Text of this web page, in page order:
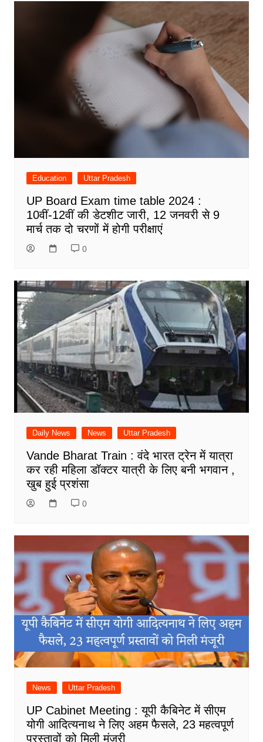
Education Uttar Pradesh
UP Board Exam time table 2024 :
10वीं-12वीं की डेटशीट जारी, 12 जनवरी से 9
मार्च तक दो चरणों में होगी परीक्षाएं
0
Daily News News Uttar Pradesh
Vande Bharat Train : वंदे भारत ट्रेन में यात्रा
कर रही महिला डॉक्टर यात्री के लिए बनी भगवान ,
खुब हुई प्रशंसा
0
News Uttar Pradesh
UP Cabinet Meeting : यूपी कैबिनेट में सीएम
योगी आदित्यनाथ ने लिए अहम फैसले, 23 महत्वपूर्ण
प्रस्तावों को मिली मंजूरी